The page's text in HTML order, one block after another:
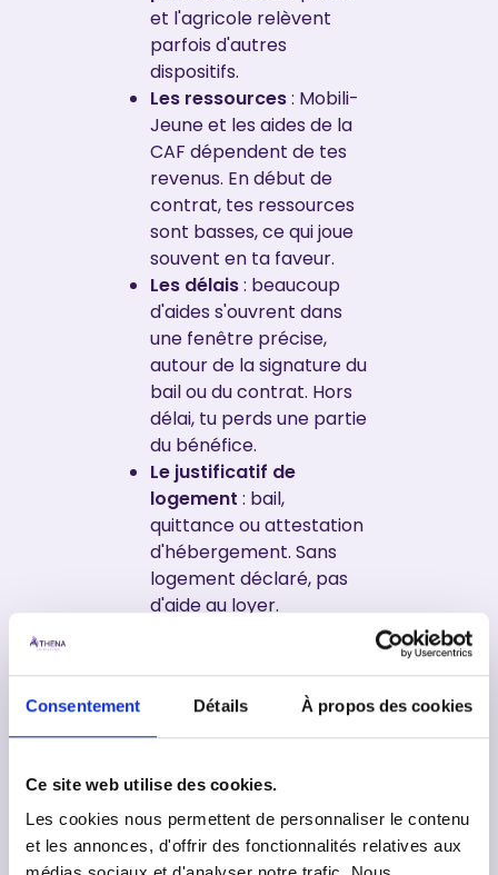
Consentement Détails À propos des cookies
Ce site web utilise des cookies.
Les cookies nous permettent de personnaliser le contenu
et les annonces, d'offrir des fonctionnalités relatives aux
et l'agricole relèvent
parfois d'autres
dispositifs.
Les ressources: Mobili-
Jeune et les aides de la
CAF dépendent de tes
revenus. En début de
contrat, tes ressources
sont basses, ce qui joue
souvent en ta faveur.
Les délais: beaucoup
d'aides s'ouvrent dans
une fenêtre précise,
autour de la signature du
bail ou du contrat. Hors
délai, tu perds une partie
du bénéfice.
Le justificatif de
logement : bail,
quittance ou attestation
d'hébergement. Sans
logement déclaré, pas
d'aide au loyer.
aides de tarégionet de ta
commune. Certaines
collectivités ajoutent un coup
transport ou au permis, en
plus des dispositifs nationaux.
Ces aides locales changent